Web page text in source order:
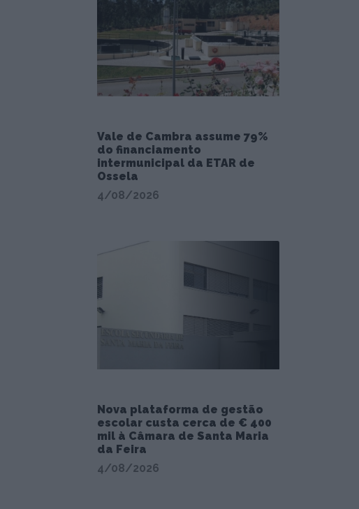
Vale de Cambra assume 79%
do financiamento
intermunicipal da ETAR de
Ossela
4/08/2026
Nova plataforma de gestão
escolar custa cerca de € 400
mil à Câmara de Santa Maria
da Feira
4/08/2026